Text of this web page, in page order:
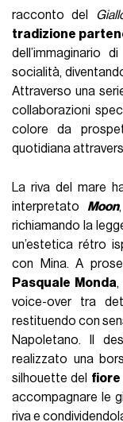
racconto del
tradizione
dell’immaginario
socialità,
Attraverso una
collaborazioni
colore da
quotidiana
La riva del mare
interpretato Moon
richiamando la
un’estetica rétro
con Mina. A
Pasquale Monda,
voice-over tra
restituendo con
Napoletano. Il
realizzato una
silhouette del fiore
accompagnare le
riva e